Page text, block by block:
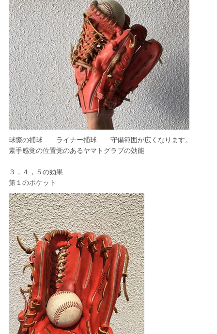
球際の捕球 ライナー捕球 守備範囲が広くなります。
素手感覚の位置覚のあるヤマトグラブの効能
３，４，５の効果
第１のポケット